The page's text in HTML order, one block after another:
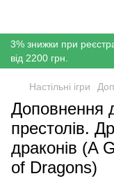
3% знижки при
від 2200 грн.
Настільні ігри
Доповнення
престолів.
драконів (A
of Dragons)